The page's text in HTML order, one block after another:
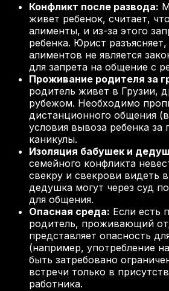
Конфликт после развода:
живет ребенок, считает,
алименты, и из-за этого
ребенка. Юрист
алиментов не является
для запрета на общение с
Проживание родителя за
родитель живет в Грузии,
рубежом. Необходимо
дистанционного общения
условия вывоза ребенка за
каникулы.
Изоляция бабушек и
семейного конфликта
свекру и свекрови видеть
дедушка могут через суд
для общения.
Опасная среда: Если есть
родитель, проживающий
представляет опасность
(например, употребление
быть затребовано
встречи только в
работника.